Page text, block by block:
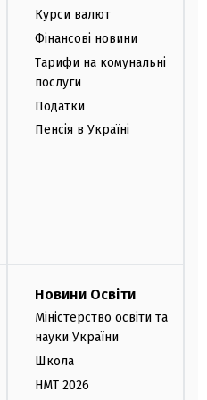
Курси валют
Фінансові новини
Тарифи на комунальні
послуги
Податки
Пенсія в Україні
Новини Освіти
Міністерство освіти та
науки України
Школа
НМТ 2026